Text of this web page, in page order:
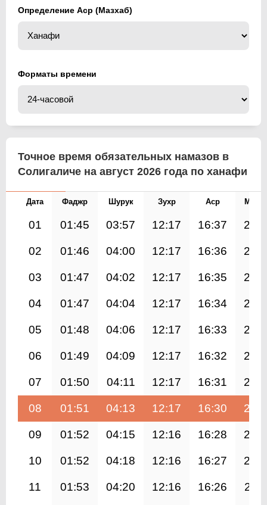
Определение Аср (Мазхаб)
Форматы времени
Точное время обязательных намазов в
Солигаличе на август 2026 года по ханафи
Дата Фаджр Шурук Зухр Аср
01 01:45 03:57 12:17 16:37
02 01:46 04:00 12:17 16:36
03 01:47 04:02 12:17 16:35
04 01:47 04:04 12:17 16:34
05 01:48 04:06 12:17 16:33
06 01:49 04:09 12:17 16:32
07 01:50 04:11 12:17 16:31
08 01:51 04:13 12:17 16:30
09 01:52 04:15 12:16 16:28
10 01:52 04:18 12:16 16:27
11 01:53 04:20 12:16 16:26